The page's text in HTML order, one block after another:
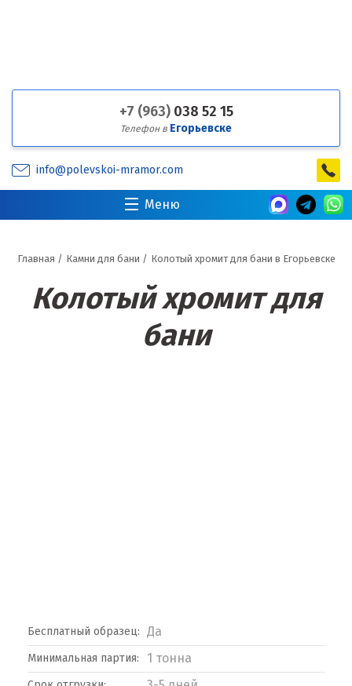
+7 (963) 038 52 15
Телефон в Егорьевске
info@polevskoi-mramor.com
Меню
Главная / Камни для бани / Колотый хромит для бани в Егорьевске
Колотый хромит для
бани
Бесплатный образец: Да
Минимальная партия: 1 тонна